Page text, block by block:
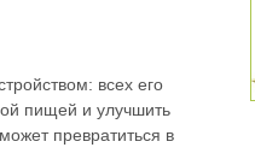
всех его
пищей и улучшить
превратиться в